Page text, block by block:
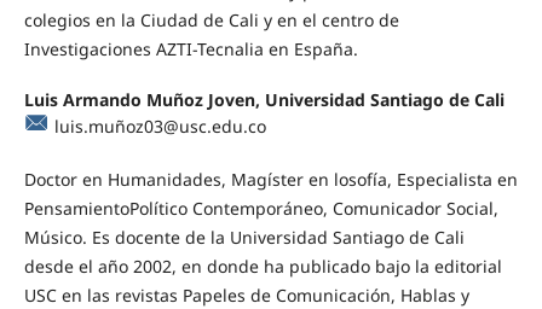
colegios en la Ciudad de Cali y en el centro de
Investigaciones AZTI-Tecnalia en España.
Luis Armando Muñoz Joven, Universidad Santiago de Cali
luis.muñoz03@usc.edu.co
Doctor en Humanidades, Magíster en losofía, Especialista en
PensamientoPolítico Contemporáneo, Comunicador Social,
Músico. Es docente de la Universidad Santiago de Cali
desde el año 2002, en donde ha publicado bajo la editorial
USC en las revistas Papeles de Comunicación, Hablas y